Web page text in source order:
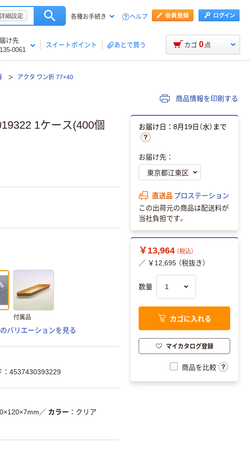
詳細設定 各種お手続き ヘルプ
け先
0061
スイートポイント あとで買う カゴ 0 点
アクタ ワン折 77×40
商品情報を印刷する
1ケース(400個
付属品
バリエーションを見る
：4537430393229
／ カラー
クリア
お届け日：8月19日（水）まで
お届け先：
直送品 プロステーション
この出荷元の商品は配送料が
当社負担です。
￥13,964 （税込）
／ ￥12,695 （税抜き）
数量
カゴに入れる
マイカタログ登録
商品を比較